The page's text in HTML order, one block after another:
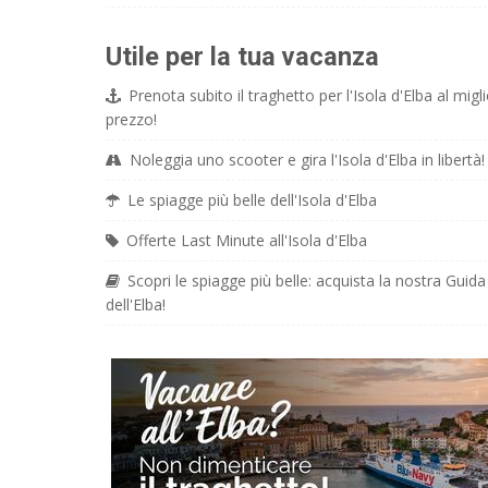
Utile per la tua vacanza
Prenota subito il traghetto per l'Isola d'Elba al
prezzo!
Noleggia uno scooter e gira l'Isola d'Elba in libertà!
Le spiagge più belle dell'Isola d'Elba
Offerte Last Minute all'Isola d'Elba
Scopri le spiagge più belle: acquista la nostra Guida
dell'Elba!